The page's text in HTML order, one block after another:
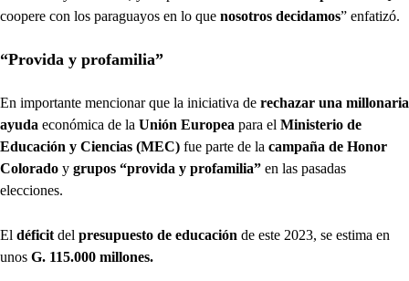
coopere con los paraguayos en lo que nosotros decidamos” enfatizó.
“Provida y profamilia”
En importante mencionar que la iniciativa de rechazar una millonaria
ayuda económica de la Unión Europea para el Ministerio de
Educación y Ciencias (MEC) fue parte de la campaña de Honor
Colorado y grupos “provida y profamilia” en las pasadas
elecciones.
El déficit del presupuesto de educación de este 2023, se estima en
unos G. 115.000 millones.